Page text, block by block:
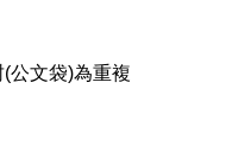
公文袋)為重複